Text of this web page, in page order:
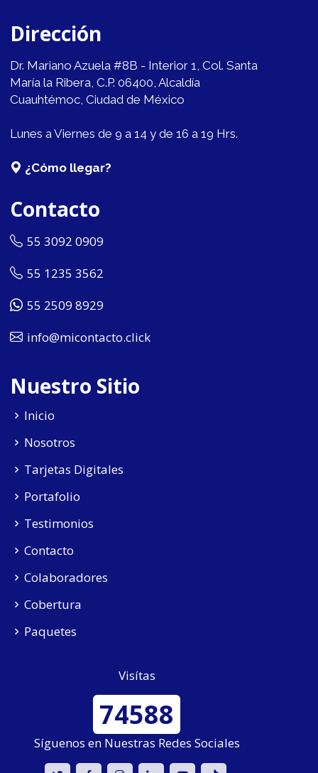
Dirección
Dr. Mariano Azuela #8B - Interior 1, Col. Santa
María la Ribera, C.P. 06400, Alcaldía
Cuauhtémoc, Ciudad de México
Lunes a Viernes de 9 a 14 y de 16 a 19 Hrs.
¿Cómo llegar?
Contacto
55 3092 0909
55 1235 3562
55 2509 8929
info@micontacto.click
Nuestro Sitio
Inicio
Nosotros
Tarjetas Digitales
Portafolio
Testimonios
Contacto
Colaboradores
Cobertura
Paquetes
Visítas
74588
Síguenos en Nuestras Redes Sociales